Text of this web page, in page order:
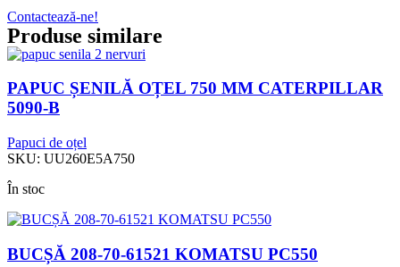
Contactează-ne!
Produse similare
PAPUC ȘENILĂ OȚEL 750 MM CATERPILLAR
5090-B
Papuci de oțel
SKU: UU260E5A750
În stoc
BUCȘĂ 208-70-61521 KOMATSU PC550